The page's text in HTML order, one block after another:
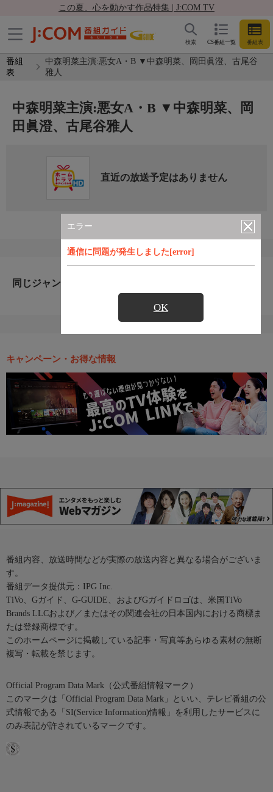
この夏、心を動かす作品特集 | J:COM TV
CS番組一覧 番組表
検索
番組
表
中森明菜主演:悪女A・B ▼中森明菜、岡田眞澄、古尾谷
雅人
エラー
通信に問題が発生しました[error]
OK
中森明菜主演:悪女A・B ▼中森明菜、岡
田眞澄、古尾谷雅人
直近の放送予定はありません
同じジャンルのおすすめ番組
キャンペーン・お得な情報
番組内容、放送時間などが実際の放送内容と異なる場合がございま
す。
番組データ提供元：IPG Inc.
TiVo、Gガイド、G-GUIDE、およびGガイドロゴは、米国TiVo
Brands LLCおよび／またはその関連会社の日本国内における商標ま
たは登録商標です。
このホームページに掲載している記事・写真等あらゆる素材の無断
複写・転載を禁じます。
Official Program Data Mark（公式番組情報マーク）
このマークは「Official Program Data Mark」といい、テレビ番組の公
式情報である「SI(Service Information)情報」を利用したサービスに
のみ表記が許されているマークです。